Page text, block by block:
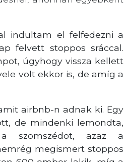
indultam el felfedezni a
felvett stoppos sráccal.
úgyhogy vissza kellett
volt ekkor is, de amíg a
airbnb-n adnak ki. Egy
de mindenki lemondta,
szomszédot, azaz a
megismert stoppos